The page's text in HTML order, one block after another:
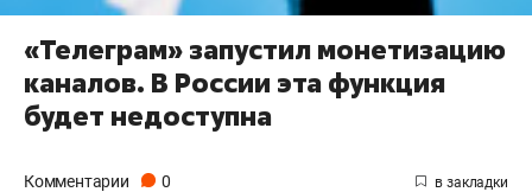
«Телеграм» запустил монетизацию
каналов. В России эта функция
будет недоступна
Комментарии 0